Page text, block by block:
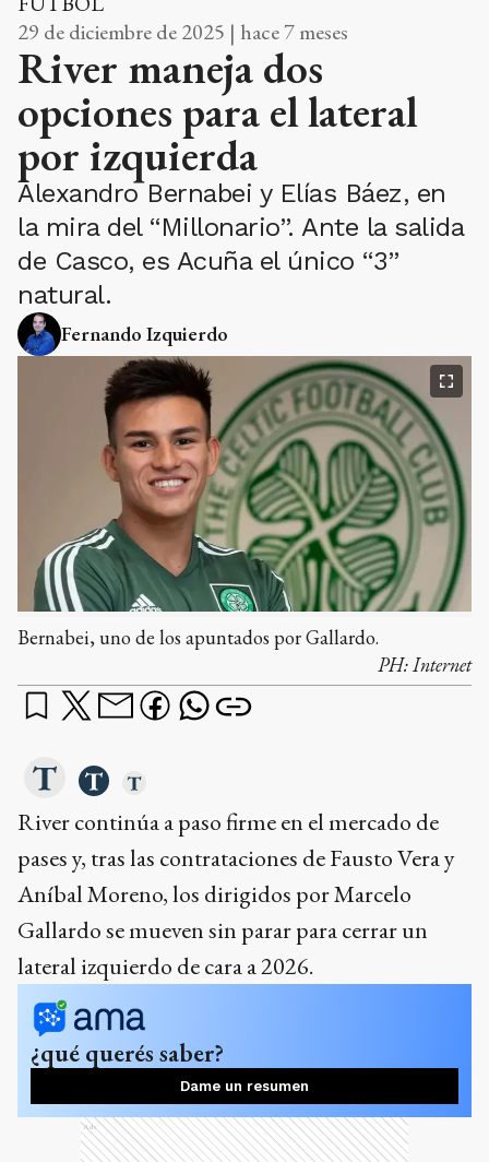
29 de diciembre de 2025 | hace 7 meses
River maneja dos
opciones para el lateral
por izquierda
Alexandro Bernabei y Elías Báez, en
la mira del “Millonario”. Ante la salida
de Casco, es Acuña el único “3”
natural.
Fernando Izquierdo
Bernabei, uno de los apuntados por Gallardo.
PH:Internet
River continúa a paso firme en el mercado de
pases y, tras las contrataciones de Fausto Vera y
Aníbal Moreno, los dirigidos por Marcelo
Gallardo se mueven sin parar para cerrar un
lateral izquierdo de cara a 2026.
¿qué querés saber?
Dame un resumen
Ads